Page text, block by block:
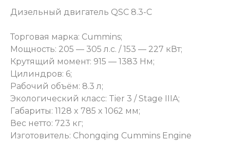
Дизельный двигатель QSC 8.3-С
Торговая марка: Cummins;
Мощность: 205 — 305 л.с. / 153 — 227 кВт;
Крутящий момент: 915 — 1383 Нм;
Цилиндров: 6;
Рабочий объём: 8.3 л;
Экологический класс: Tier 3 / Stage IIIA;
Габариты: 1128 x 785 x 1062 мм;
Вес нетто: 723 кг;
Изготовитель: Chongqing Cummins Engine